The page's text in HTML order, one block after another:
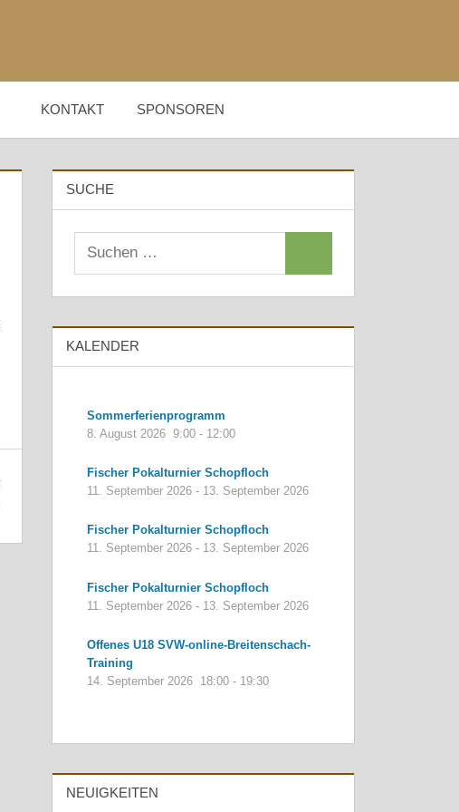
KONTAKT SPONSOREN
SUCHE
Suchen
KALENDER
Sommerferienprogramm
8. August 2026 9:00 - 12:00
Fischer Pokalturnier Schopfloch
11. September 2026 - 13. September 2026
Fischer Pokalturnier Schopfloch
11. September 2026 - 13. September 2026
Fischer Pokalturnier Schopfloch
11. September 2026 - 13. September 2026
Offenes U18 SVW-online-Breitenschach-
Training
14. September 2026 18:00 - 19:30
NEUIGKEITEN